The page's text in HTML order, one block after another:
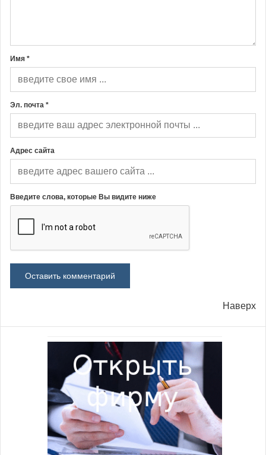
Имя *
Эл. почта *
Адрес сайта
Введите слова, которые Вы видите ниже
Наверх